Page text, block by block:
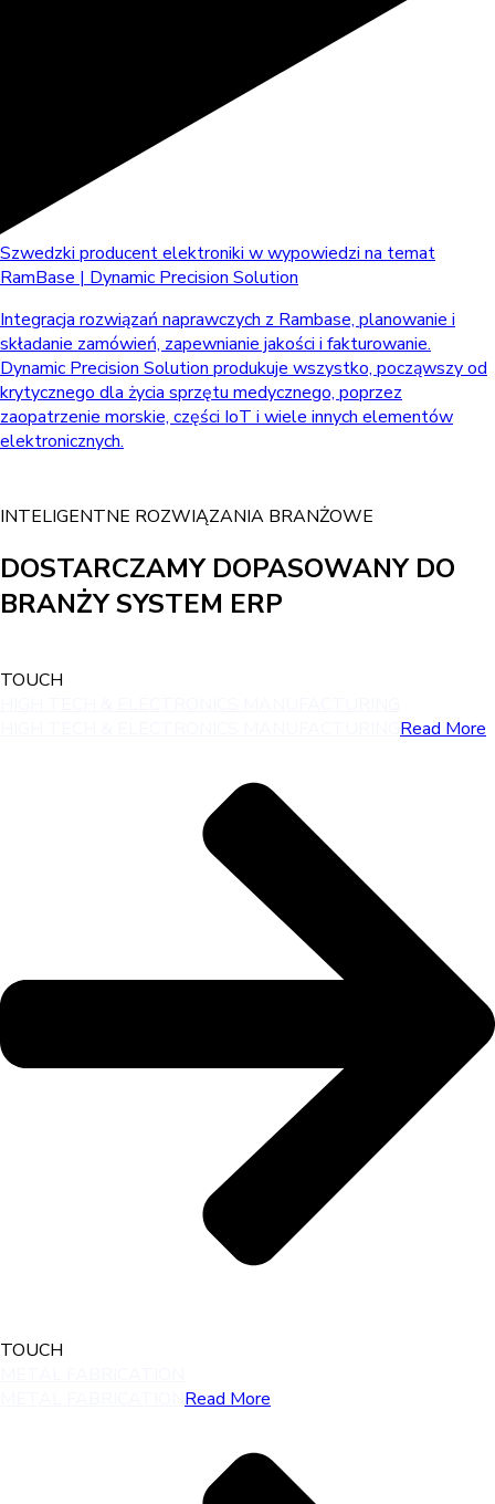
Szwedzki producent elektroniki w wypowiedzi na temat
RamBase | Dynamic Precision Solution
Integracja rozwiązań naprawczych z Rambase, planowanie i
składanie zamówień, zapewnianie jakości i fakturowanie.
Dynamic Precision Solution produkuje wszystko, począwszy od
krytycznego dla życia sprzętu medycznego, poprzez
zaopatrzenie morskie, części IoT i wiele innych elementów
elektronicznych.
INTELIGENTNE ROZWIĄZANIA BRANŻOWE
DOSTARCZAMY DOPASOWANY DO
BRANŻY SYSTEM ERP
TOUCH
Read More
TOUCH
Read More